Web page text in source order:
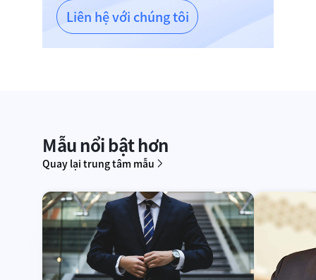
Liên hệ với chúng tôi
Mẫu nổi bật hơn
Quay lại trung tâm mẫu